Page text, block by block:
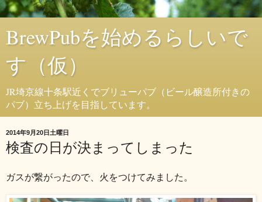
BrewPubを始めるらしいで
す（仮）
JR埼京線十条駅近くでブリューパブ（ビール醸造所付きの
パブ）立ち上げを目指しています。
2014年9月20日土曜日
検査の日が決まってしまった
ガスが繋がったので、火をつけてみました。